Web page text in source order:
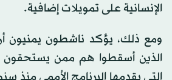
الإنسانية على تمويلات إضافية.
ومع ذلك، يؤكد ناشطون يمنيون
الذين أسقطوا هم ممن يستحقون